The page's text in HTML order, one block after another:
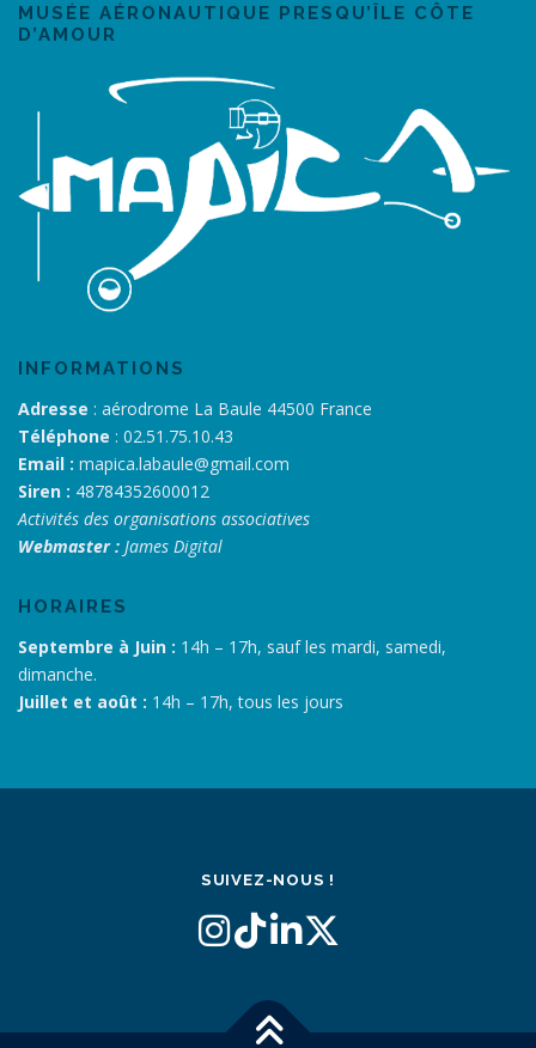
MUSÉE AÉRONAUTIQUE PRESQU’ÎLE CÔTE
D’AMOUR
INFORMATIONS
Adresse : aérodrome La Baule 44500 France
Téléphone : 02.51.75.10.43
Email : mapica.labaule@gmail.com
Siren : 48784352600012
Activités des organisations associatives
Webmaster : James Digital
HORAIRES
Septembre à Juin : 14h – 17h, sauf les mardi, samedi,
dimanche.
Juillet et août : 14h – 17h, tous les jours
SUIVEZ-NOUS !